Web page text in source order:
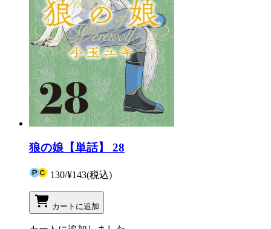
狼の娘【単話】 28
130/¥143(税込)
カートに追加